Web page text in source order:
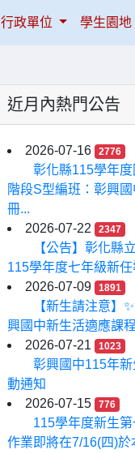
行政單位 學生園地
近月內熱門公告
2026-07-16 2776
彰化縣115學年
階段S型編班：彰興
冊...
2026-07-22
2347
【公告】彰化縣
115學年度七年級新
2026-07-09
1891
【新生請注意】
興國中新生活適應課
2026-07-21
1023
彰興國中115年
動通知
2026-07-15
776
115學年度新生
作業即將在7/16(四)於